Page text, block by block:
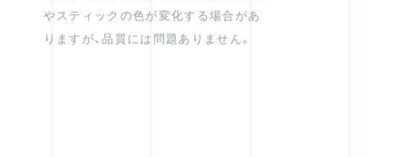
やスティックの色が変化する場合があ
りますが、品質には問題ありません。